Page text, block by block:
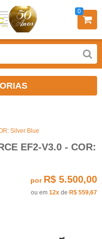
0
Silver Blue
EF2-V3.0 - COR:
por R$ 5.500,00
ou em 12x de R$ 559,67